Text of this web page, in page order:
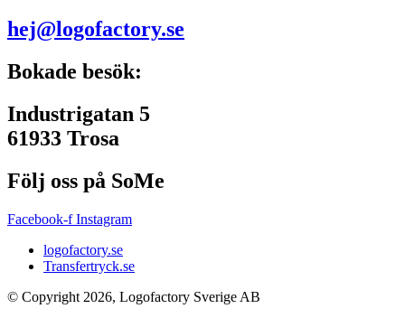
hej@logofactory.se
Bokade besök:
Industrigatan 5
61933 Trosa
Följ oss på SoMe
Facebook-f Instagram
logofactory.se
Transfertryck.se
© Copyright 2026, Logofactory Sverige AB